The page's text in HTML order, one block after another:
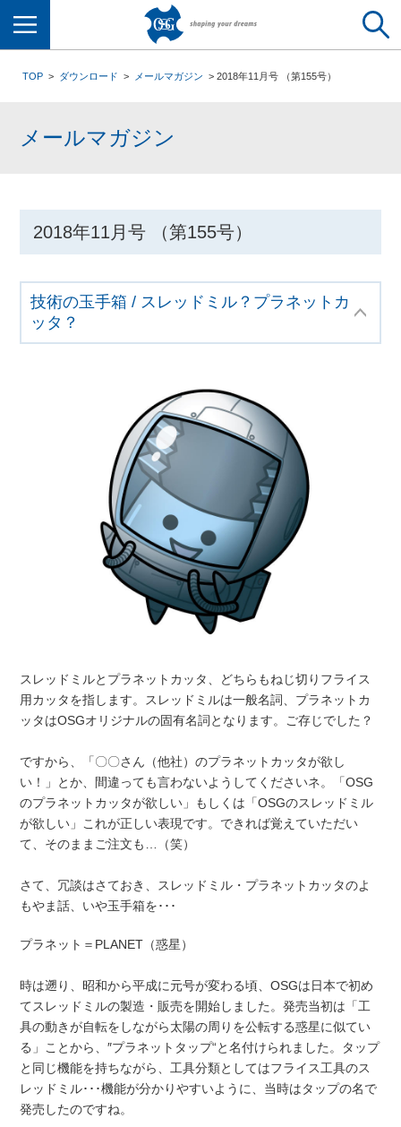
TOP ダウンロード メールマガジン 2018年11月号 （第155号）
メールマガジン
2018年11月号 （第155号）
技術の玉手箱 / スレッドミル？プラネットカ
ッタ？
スレッドミルとプラネットカッタ、どちらもねじ切りフライス
用カッタを指します。スレッドミルは一般名詞、プラネットカ
ッタはOSGオリジナルの固有名詞となります。ご存じでした？
ですから、「〇〇さん（他社）のプラネットカッタが欲し
い！」とか、間違っても言わないようしてくださいネ。「OSG
のプラネットカッタが欲しい」もしくは「OSGのスレッドミル
が欲しい」これが正しい表現です。できれば覚えていただい
て、そのままご注文も…（笑）
さて、冗談はさておき、スレッドミル・プラネットカッタのよ
もやま話、いや玉手箱を･･･
プラネット＝PLANET（惑星）
時は遡り、昭和から平成に元号が変わる頃、OSGは日本で初め
てスレッドミルの製造・販売を開始しました。発売当初は「工
具の動きが自転をしながら太陽の周りを公転する惑星に似てい
る」ことから、″プラネットタップ“と名付けられました。タップ
と同じ機能を持ちながら、工具分類としてはフライス工具のス
レッドミル･･･機能が分かりやすいように、当時はタップの名で
発売したのですね。